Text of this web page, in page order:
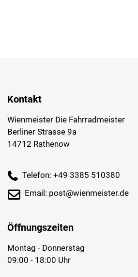
Kontakt
Wienmeister Die Fahrradmeister
Berliner Strasse 9a
14712 Rathenow
Telefon: +49 3385 510380
Email: post@wienmeister.de
Öffnungszeiten
Montag - Donnerstag
09:00 - 18:00 Uhr